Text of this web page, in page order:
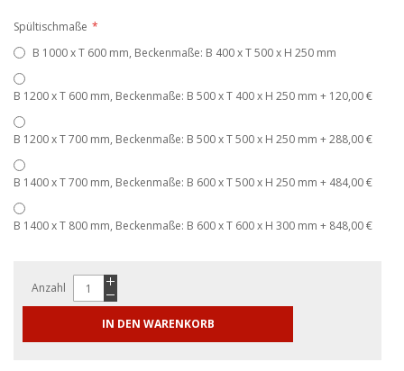
Spültischmaße
B 1000 x T 600 mm, Beckenmaße: B 400 x T 500 x H 250 mm
B 1200 x T 600 mm, Beckenmaße: B 500 x T 400 x H 250 mm + 120,00 €
B 1200 x T 700 mm, Beckenmaße: B 500 x T 500 x H 250 mm +288,00 €
B 1400 x T 700 mm, Beckenmaße: B 600 x T 500 x H 250 mm + 484,00 €
B 1400 x T 800 mm, Beckenmaße: B 600 x T 600 x H 300 mm + 848,00 €
Anzahl
IN DEN WARENKORB